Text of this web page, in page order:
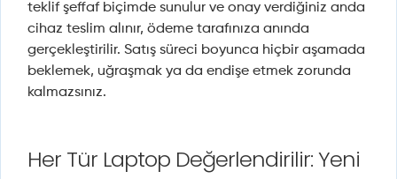
teklif şeffaf biçimde sunulur ve onay verdiğiniz anda
cihaz teslim alınır, ödeme tarafınıza anında
gerçekleştirilir. Satış süreci boyunca hiçbir aşamada
beklemek, uğraşmak ya da endişe etmek zorunda
kalmazsınız.
Her Tür Laptop Değerlendirilir: Yeni